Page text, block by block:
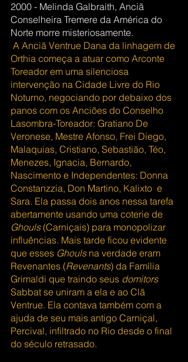
2000 - Melinda Galbraith, Anciã
Conselheira Tremere da América do
Norte morre misteriosamente.
A Anciã Ventrue Dana da linhagem de
Orthia começa a atuar como Arconte
Toreador em uma silenciosa
intervenção na Cidade Livre do Rio
Noturno, negociando por debaixo dos
panos com os Anciões do Conselho
Lasombra-Toreador: Gratiano De
Veronese, Mestre Afonso, Frei Diego,
Malaquias, Cristiano, Sebastião, Téo,
Menezes, Ignacia, Bernardo,
Nascimento e Independentes: Donna
Constanzzia, Don Martino, Kalixto  e
Sara. Ela passa dois anos nessa tarefa
abertamente usando uma coterie de
Ghouls (Carniçais) para monopolizar
influências. Mais tarde ficou evidente
que esses Ghouls na verdade eram
Revenantes (Revenants) da Família
Grimaldi que traindo seus domitors
Sabbat se uniram a ela e ao Clã
Ventrue. Ela contava também com a
ajuda de seu mais antigo Carniçal,
Percival, infiltrado no Rio desde o final
do século retrasado.